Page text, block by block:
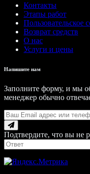
Контакты
Этапы работ
Пользовательское
Возврат средств
О нас
Услуги и цены
Напишите нам
Заполните форму, и мы
менеджер обычно
Подтвердите, что вы не